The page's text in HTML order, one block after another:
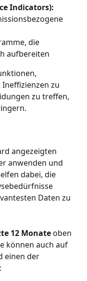
Indicators):
die
aufbereiten
zu
zu treffen,
angezeigten
anwenden und
dabei, die
Daten zu
12 Monate oben
können auch auf
einen der